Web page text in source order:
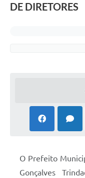
DE DIRETORES
O Prefeito
Gonçalves